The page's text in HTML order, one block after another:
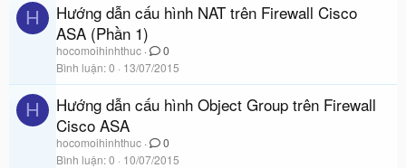
H
Hướng dẫn cấu hình NAT trên Firewall Cisco
ASA (Phần 1)
hocomoihinhthuc
0
Bình luận 0 13/07/2015
H
Hướng dẫn cấu hình Object Group trên Firewall
Cisco ASA
hocomoihinhthuc
0
Bình luận 0 10/07/2015